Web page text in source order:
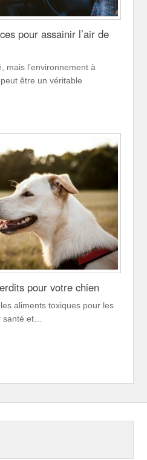
pour assainir l’air de
mais l’environnement à
être un véritable
pour votre chien
aliments toxiques pour les
santé et…